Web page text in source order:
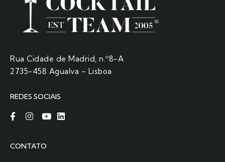
Rua Cidade de Madrid, n.º8-A
2735-458 Agualva – Lisboa
REDES SOCIAIS
CONTATO